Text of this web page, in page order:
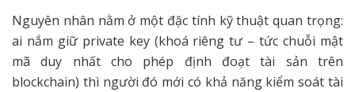
Nguyên nhân nằm ở một đặc tính kỹ thuật quan trọng:
ai nắm giữ private key (khoá riêng tư – tức chuỗi mật
mã duy nhất cho phép định đoạt tài sản trên
blockchain) thì người đó mới có khả năng kiểm soát tài